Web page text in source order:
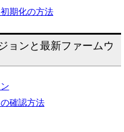
期化の方法
ョンと最新ファームウ
確認方法